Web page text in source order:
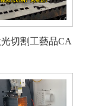
光切割工藝品CA
可直接激光切
！免費送！